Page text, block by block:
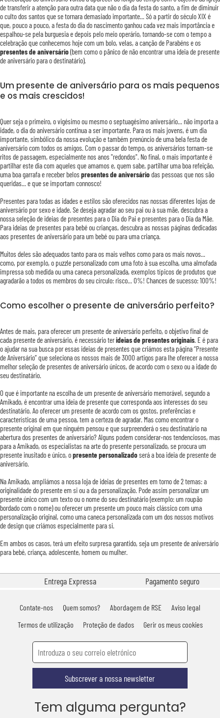
de transferir a atenção para outra data que não o dia da festa do santo, a fim de diminuir
o culto dos santos que se tornara demasiado importante... Só a partir do século XIX é
que, pouco a pouco, a festa do dia do nascimento ganhou cada vez mais importância e
espalhou-se pela burguesia e depois pelo meio operário, tornando-se com o tempo a
celebração que conhecemos hoje com um bolo, velas, a canção de Parabéns e os
presentes de aniversário(bem como o pânico de não encontrar uma ideia de presente
de aniversário para o destinatário).
Um presente de aniversário para os mais pequenos
e os mais crescidos!
Quer seja o primeiro, o vigésimo ou mesmo o septuagésimo aniversário... não importa a
idade, o dia do aniversário continua a ser importante. Para os mais jovens, é um dia
importante, simbólico da nossa evolução e também prenúncio de uma bela festa de
aniversário com todos os amigos. Com o passar do tempo, os aniversários tornam-se
ritos de passagem, especialmente nos anos "redondos". No final, o mais importante é
partilhar este dia com aqueles que amamos e, quem sabe, partilhar uma boa refeição,
uma boa garrafa e receber belospresentes de aniversáriodas pessoas que nos são
queridas... e que se importam connosco!
Presentes para todas as idades e estilos são oferecidos nas nossas diferentes lojas de
aniversário por sexo e idade. Se deseja agradar ao seu pai ou à sua mãe, descubra a
nossa seleção de ideias de presentes para o Dia do Pai e presentes para o Dia da Mãe.
Para ideias de presentes para bebé ou crianças, descubra as nossas páginas dedicadas
aos presentes de aniversário para um bebé ou para uma criança.
Muitos deles são adequados tanto para os mais velhos como para os mais novos...
como, por exemplo, o puzzle personalizado com uma foto à sua escolha, uma almofada
impressa sob medida ou uma caneca personalizada, exemplos típicos de produtos que
agradarão a todos os membros do seu círculo: risco... 0%! Chances de sucesso: 100%!
Como escolher o presente de aniversário perfeito?
Antes de mais, para oferecer um presente de aniversário perfeito, o objetivo final de
cada presente de aniversário, é necessário terideias de presentes originais. E é para
o ajudar na sua busca por essas ideias de presentes que criámos esta página “Presente
de Aniversário” que seleciona os nossos mais de 3000 artigos para lhe oferecer a nossa
melhor seleção de presentes de aniversário únicos, de acordo com o sexo ou a idade do
seu destinatário.
O que é importante na escolha de um presente de aniversário memorável, segundo a
Amikado, é encontrar uma ideia de presente que corresponda aos interesses do seu
destinatário. Ao oferecer um presente de acordo com os gostos, preferências e
características de uma pessoa, tem a certeza de agradar. Mas como encontrar o
presente original em que ninguém pensou e que surpreenderá o seu destinatário na
abertura dos presentes de aniversário? Alguns podem considerar-nos tendenciosos, mas
para a Amikado, os especialistas na arte do presente personalizado, se procura um
presente inusitado e único, opresente personalizadoserá a boa ideia de presente de
aniversário.
Na Amikado, ampliámos a nossa loja de ideias de presentes em torno de 2 temas: a
originalidade do presente em si ou a da personalização. Pode assim personalizar um
presente único com um texto ou o nome do seu destinatário (exemplo: um roupão
bordado com o nome) ou oferecer um presente um pouco mais clássico com uma
personalização original, como uma caneca personalizada com um dos nossos motivos
de design que criámos especialmente para si.
Em ambos os casos, terá um efeito surpresa garantido, seja um presente de aniversário
para bebé, criança, adolescente, homem ou mulher.
Entrega Expressa Pagamento seguro
Contate-nos Quem somos? Abordagem de RSE
Aviso legal
Termos de utilização
Proteção de dados Gerir os meus cookies
Subscrever a nossa newsletter
Tem alguma pergunta?